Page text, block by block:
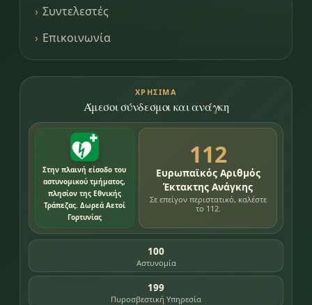
Συντελεστές
Επικοινωνία
ΧΡΉΣΙΜΑ
Άμεσοι σύνδεσμοι και ανάγκη
Στην πλαινή είσοδο του
αστυνομικού τμήματος,
πλησίον της Εθνικής
Τράπεζας. Δωρεά Αετοί
Γορτυνίας
112
Ευρωπαϊκός Αριθμός
Έκτακτης Ανάγκης
Σε επείγον περιστατικό, καλέστε
το 112.
100
Αστυνομία
199
Πυροσβεστική Υπηρεσία